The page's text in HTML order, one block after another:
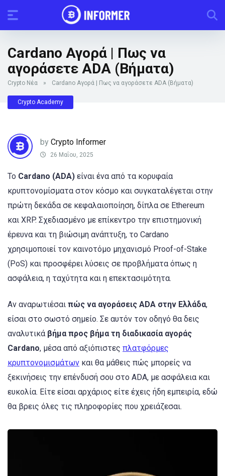
Cardano Αγορά | Πως να
αγοράσετε ADA (Βήματα)
Crypto Νέα » Cardano Αγορά | Πως να αγοράσετε ADA (Βήματα)
Crypto Academy
by Crypto Informer
26 Μαΐου, 2025
Το Cardano (ADA) είναι ένα από τα κορυφαία
κρυπτονομίσματα στον κόσμο και συγκαταλέγεται στην
πρώτη δεκάδα σε κεφαλαιοποίηση, δίπλα σε Ethereum
και XRP. Σχεδιασμένο με επίκεντρο την επιστημονική
έρευνα και τη βιώσιμη ανάπτυξη, το Cardano
χρησιμοποιεί τον καινοτόμο μηχανισμό Proof-of-Stake
(PoS) και προσφέρει λύσεις σε προβλήματα όπως η
ασφάλεια, η ταχύτητα και η επεκτασιμότητα.
Αν αναρωτιέσαι πώς να αγοράσεις ADA στην Ελλάδα,
είσαι στο σωστό σημείο. Σε αυτόν τον οδηγό θα δεις
αναλυτικά βήμα προς βήμα τη διαδικασία αγοράς
Cardano, μέσα από αξιόπιστες πλατφόρμες
κρυπτονομισμάτων και θα μάθεις πώς μπορείς να
ξεκινήσεις την επένδυσή σου στο ADA, με ασφάλεια και
ευκολία. Είτε είσαι αρχάριος είτε έχεις ήδη εμπειρία, εδώ
θα βρεις όλες τις πληροφορίες που χρειάζεσαι.